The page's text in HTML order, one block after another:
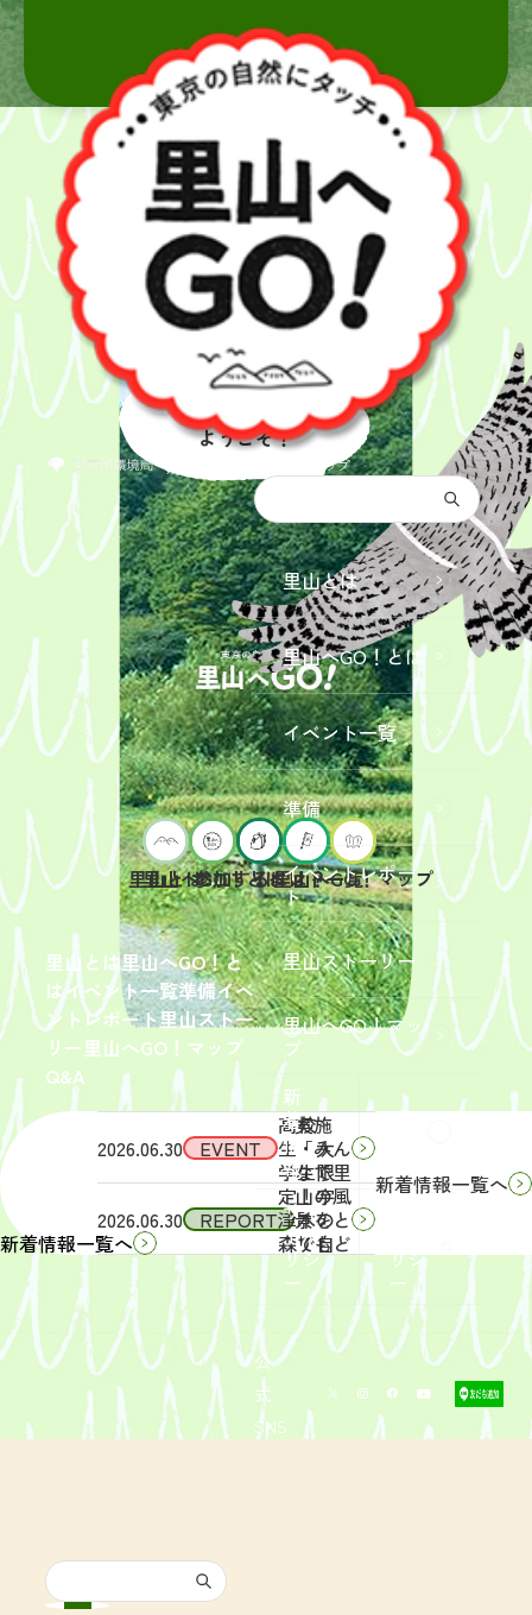
都庁総合トップ
里山とは里山へGO！と
はイベント一覧準備イベ
ントレポート里山ストー
リー里山へGO！マップ
Q&A
里山とは
里山へGO！とは
イベント一覧
準備
イベントレポー
ト
里山ストーリー
里山へGO！マッ
プ
新
着
情
報
サイ
トポ
リシ
ー
リシ
ー
公
式
SNS
里山へ
ようこそ！
里山とは
里山へGO！とは
参加するには？
イベント一覧
里山へGO！マップ
新着情報一覧へ
2026.06.30 EVENT
2026年9
月19日
（土）
開催
「【東
京ポイ
ント対
象】中
学生・
高校
生・大
学生限
定！宇
津木の
森で自
然体
験！」
募集を
開始し
まし
2026.06.30 REPORT
2026年
6月13
（土）
実施
「みん
なで里
山の風
景をと
りもど
そ
う！」
活動レ
ポート
を掲載
しまし
た。
新着情報一覧へ